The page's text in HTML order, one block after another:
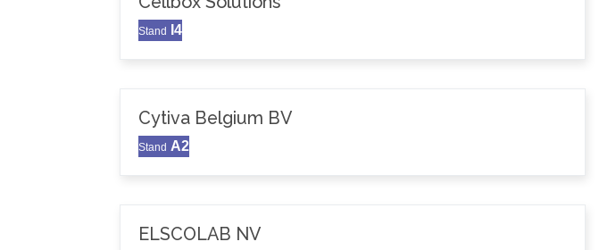
Stand I4
Cytiva Belgium BV
Stand A2
ELSCOLAB NV